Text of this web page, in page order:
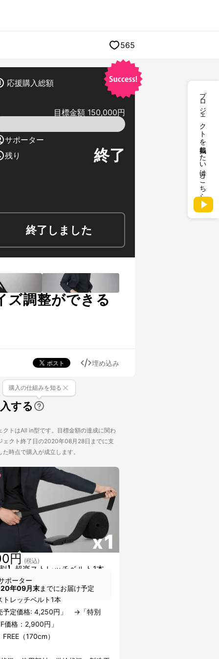
プロジェクトを掲載したい方はこちら
565
応援購入総額
目標金額 150,000円
サポーター
残り
終了
終了しました
ズ調整ができる
埋め込み
する
購入の仕組みを知る
クトはAll in型です。目標金額の達成に関わ
ェクト終了日の2020年08月28日までに支
時点で購入が成立します。
】超楽ストレッチベルト1本
円 (税込)
ポーター
年09月末までにお届け予定
トレッチベルト1本
予定価格: 4,250円」 →「特別
価格：2,900円」
（170cm）